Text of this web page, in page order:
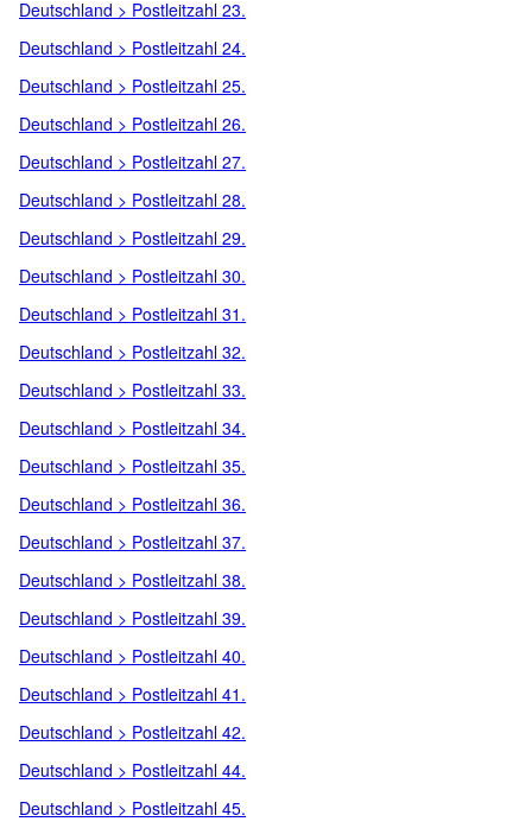
Deutschland > Postleitzahl 23.
Deutschland > Postleitzahl 24.
Deutschland > Postleitzahl 25.
Deutschland > Postleitzahl 26.
Deutschland > Postleitzahl 27.
Deutschland > Postleitzahl 28.
Deutschland > Postleitzahl 29.
Deutschland > Postleitzahl 30.
Deutschland > Postleitzahl 31.
Deutschland > Postleitzahl 32.
Deutschland > Postleitzahl 33.
Deutschland > Postleitzahl 34.
Deutschland > Postleitzahl 35.
Deutschland > Postleitzahl 36.
Deutschland > Postleitzahl 37.
Deutschland > Postleitzahl 38.
Deutschland > Postleitzahl 39.
Deutschland > Postleitzahl 40.
Deutschland > Postleitzahl 41.
Deutschland > Postleitzahl 42.
Deutschland > Postleitzahl 44.
Deutschland > Postleitzahl 45.